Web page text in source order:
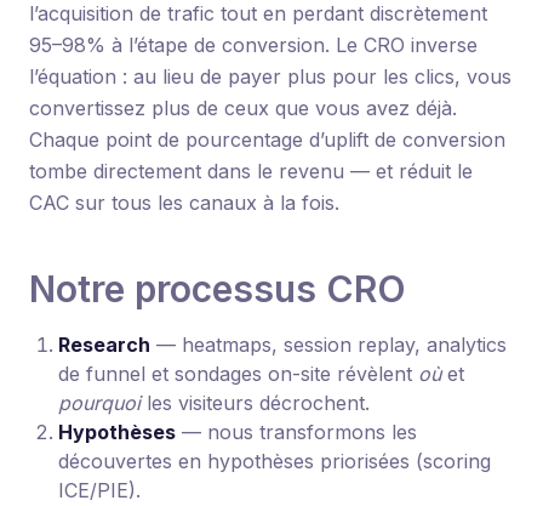
l’acquisition de trafic tout en perdant discrètement
95–98% à l’étape de conversion. Le CRO inverse
l’équation : au lieu de payer plus pour les clics, vous
convertissez plus de ceux que vous avez déjà.
Chaque point de pourcentage d’uplift de conversion
tombe directement dans le revenu — et réduit le
CAC sur tous les canaux à la fois.
Notre processus CRO
Research — heatmaps, session replay, analytics
de funnel et sondages on-site révèlent oùet
pourquoiles visiteurs décrochent.
Hypothèses — nous transformons les
découvertes en hypothèses priorisées (scoring
ICE/PIE).